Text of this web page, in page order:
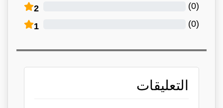
2 (
0
)
1 (
0
)
التعليقات